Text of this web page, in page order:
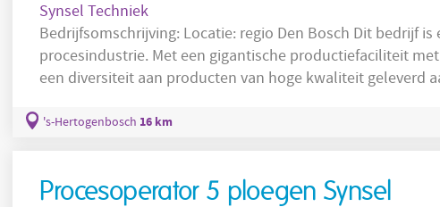
Synsel Techniek
Bedrijfsomschrijving: Locatie: regio Den Bosch Dit bedrijf is een bekende speler in de
procesindustrie. Met een gigantische productiefaciliteit met meerdere fabrieken wordt er
een diversiteit aan producten van hoge kwaliteit geleverd
Veranderingen die betrekking hebben gehad op
's-Hertogenbosch 16 km
Procesoperator 5 ploegen Synsel